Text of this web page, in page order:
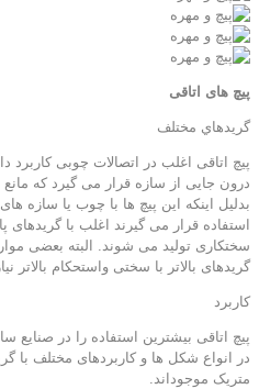
پیچ های اتاقی
گريدهاي مختلف
پیچ اتاقی اغلب در اتصالات چوبی
درون جایی از سازه قرار می گیرد که
بدلیل اینکه این پیچ ها با چوب یا سازه
استفاده قرار می گیرند اغلب با گریدهای
سختکاری تولید می شوند. البته بعضی
گریدهای بالاتر با سختی واستحکام بالاتر
كاربرد
پيچ اتاقی بیشترین استفاده را در
در انواع شکل ها و کاربردهای مختلف با
متریک موجوداند.